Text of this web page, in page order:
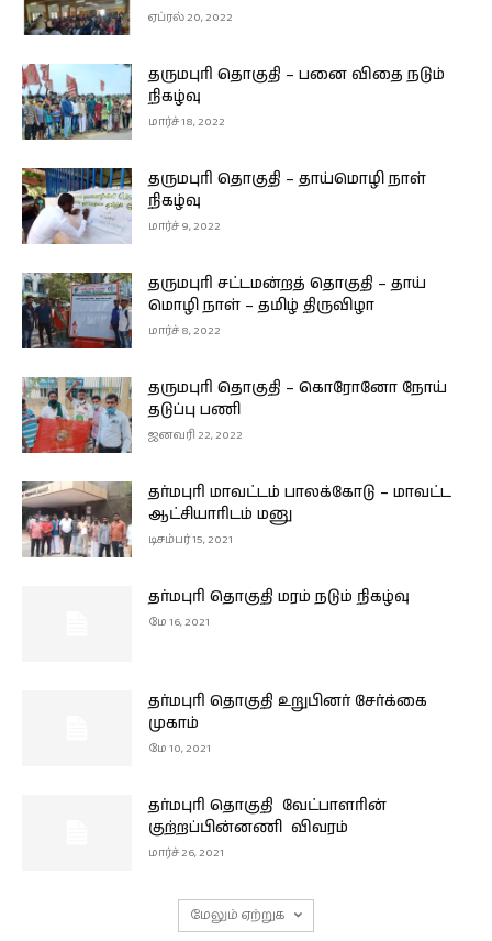
ஏப்ரல் 20, 2022
தருமபுரி தொகுதி – பனை விதை நடும்
நிகழ்வு
மார்ச் 18, 2022
தருமபுரி தொகுதி – தாய்மொழி நாள்
நிகழ்வு
மார்ச் 9, 2022
தருமபுரி சட்டமன்றத் தொகுதி – தாய்
மொழி நாள் – தமிழ் திருவிழா
மார்ச் 8, 2022
தருமபுரி தொகுதி – கொரோனோ நோய்
தடுப்பு பணி
ஜனவரி 22, 2022
தர்மபுரி மாவட்டம் பாலக்கோடு – மாவட்ட
ஆட்சியாரிடம் மனு
டிசம்பர் 15, 2021
தர்மபுரி தொகுதி மரம் நடும் நிகழ்வு
மே 16, 2021
தர்மபுரி தொகுதி உறுபினர் சேர்க்கை
முகாம்
மே 10, 2021
தர்மபுரி தொகுதி வேட்பாளரின்
குற்றப்பின்னணி விவரம்
மார்ச் 26, 2021
மேலும் ஏற்றுக